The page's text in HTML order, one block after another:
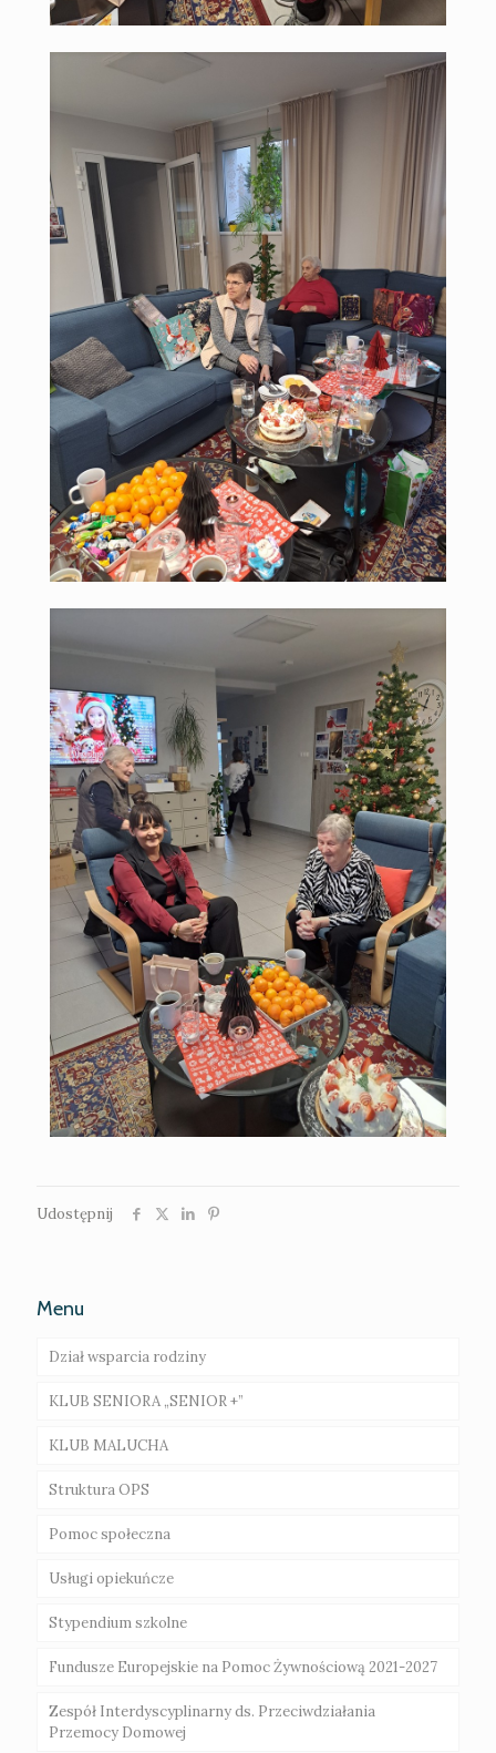
Udostępnij
Menu
Dział wsparcia rodziny
Rodziny wspierające – ogłoszenie o naborze
Asystent rodziny
Gminna Komisja Rozwiązywania Problemów
Świebodzin
KLUB SENIORA „SENIOR +”
Galeria
KLUB MALUCHA
Galeria
Struktura OPS
Regulamin Organizacyjny Klubu Dziecięcego
Pomoc społeczna
Zasady przyznawania świadczeń
Świadczenia niepieniężne
Świadczenia pieniężne
Usługi opiekuńcze
Stypendium szkolne
Fundusze Europejskie na Pomoc Żywnościową 2021-2027
Zespół Interdyscyplinarny ds. Przeciwdziałania
Przemocy Domowej